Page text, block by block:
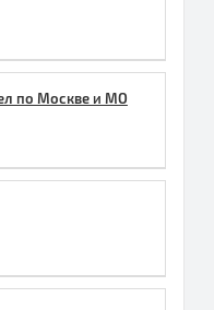
по Москве и МО